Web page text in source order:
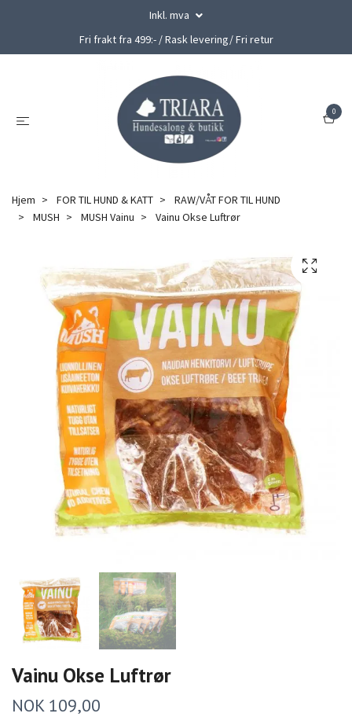
Inkl. mva
Fri frakt fra 499:- / Rask levering/ Fri retur
0
Hjem FOR TIL HUND & KATT
RAW/VÅT FOR TIL HUND
MUSH
MUSH Vainu Vainu Okse Luftrør
Vainu Okse Luftrør
NOK 109,00